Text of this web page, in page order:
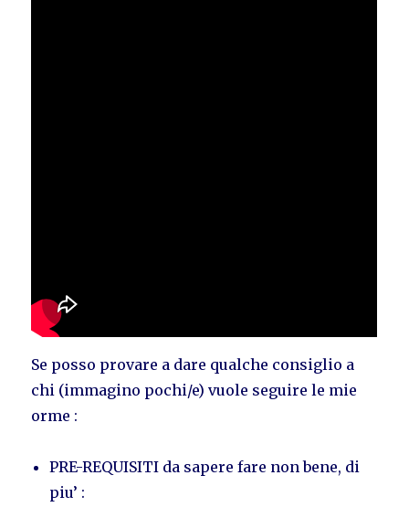
Se posso provare a dare qualche consiglio a
chi (immagino pochi/e) vuole seguire le mie
orme :
PRE-REQUISITI da sapere fare non bene, di
piu’ :